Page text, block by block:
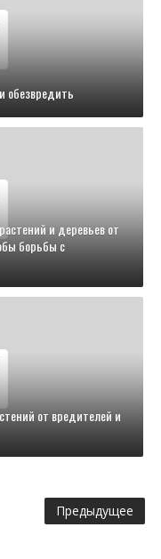
обезвредить
и деревьев от
борьбы с
от вредителей и
Предыдущее